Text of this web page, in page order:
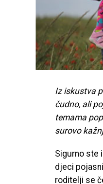
Iz iskustva
čudno, ali
temama
surovo
Sigurno ste
djeci
roditelji se